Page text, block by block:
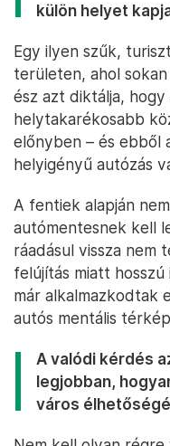
külön helyet
Egy ilyen szűk,
területen, ahol
ész azt diktálja,
helytakarékosabb
előnyben – és ebből
helyigényű autózás
A fentiek alapján
autómentesnek kell
ráadásul vissza nem
felújítás miatt
már alkalmazkodtak
autós mentális
A valódi kérdés
legjobban,
város